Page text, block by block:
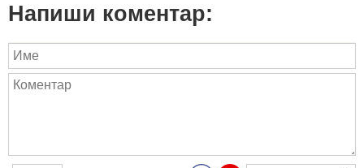
Напиши коментар: